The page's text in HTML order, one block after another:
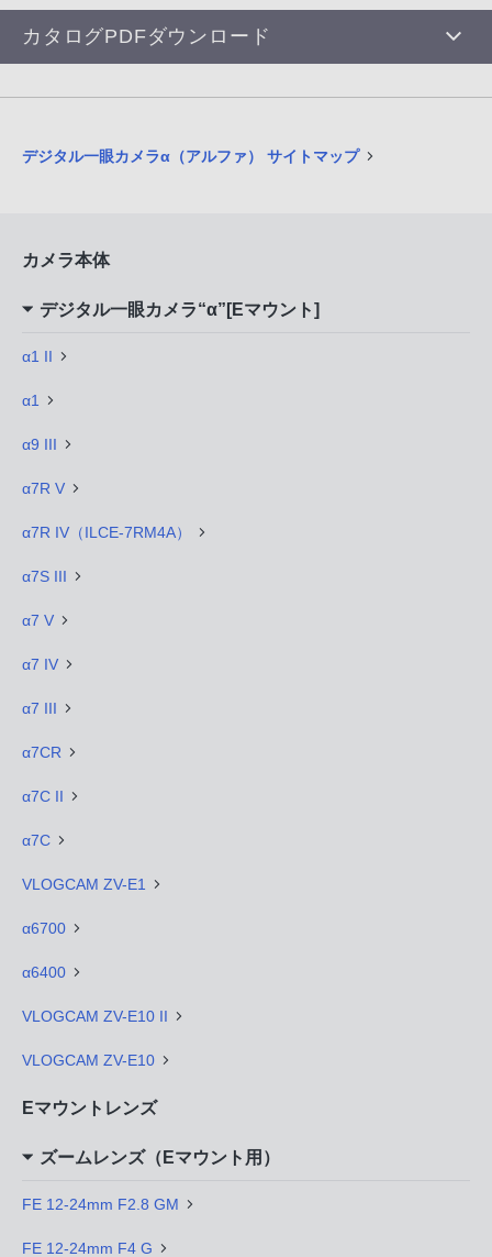
カタログPDFダウンロード
デジタル一眼カメラα（アルファ） サイトマップ
カメラ本体
デジタル一眼カメラ“α”[Eマウント]
α1 II
α1
α9 III
α7R V
α7R IV（ILCE-7RM4A）
α7S III
α7 V
α7 IV
α7 III
α7CR
α7C II
α7C
VLOGCAM ZV-E1
α6700
α6400
VLOGCAM ZV-E10 II
VLOGCAM ZV-E10
Eマウントレンズ
ズームレンズ（Eマウント用）
FE 12-24mm F2.8 GM
FE 12-24mm F4 G